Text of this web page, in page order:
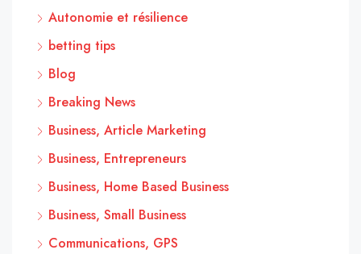
Autonomie et résilience
betting tips
Blog
Breaking News
Business, Article Marketing
Business, Entrepreneurs
Business, Home Based Business
Business, Small Business
Communications, GPS